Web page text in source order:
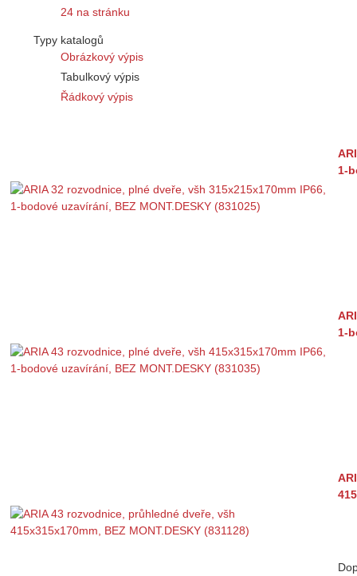
24 na stránku
Typy katalogů
Obrázkový výpis
Tabulkový výpis
Řádkový výpis
1-
1-